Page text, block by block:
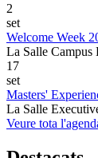
2
set
Welcome Week
La Salle Campus
17
set
Masters'
La Salle
Veure tota